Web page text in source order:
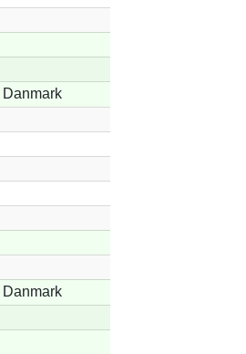
Danmark
Danmark